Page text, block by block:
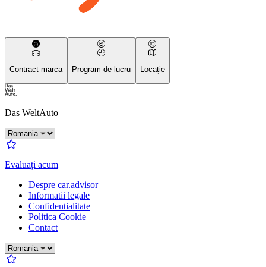
Contract marca Program de lucru Locație
Das WeltAuto
Evaluați acum
Despre car.advisor
Informatii legale
Confidentialitate
Politica Cookie
Contact